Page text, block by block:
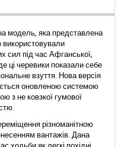
модель, яка представлена
використовували
сил під час Афганської,
ці черевики показали себе
взуття. Нова версія
оновленою системою
з не ковзкої гумової
різноманітною
вантажів. Дана